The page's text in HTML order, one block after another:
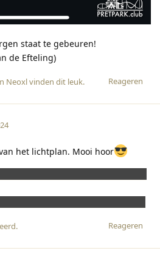
staat te gebeuren!
de Efteling)
Reageren
Neoxlvinden dit leuk.
het lichtplan. Mooi hoor
Reageren
.